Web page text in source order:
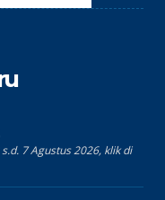
7 Agustus 2026, klik di